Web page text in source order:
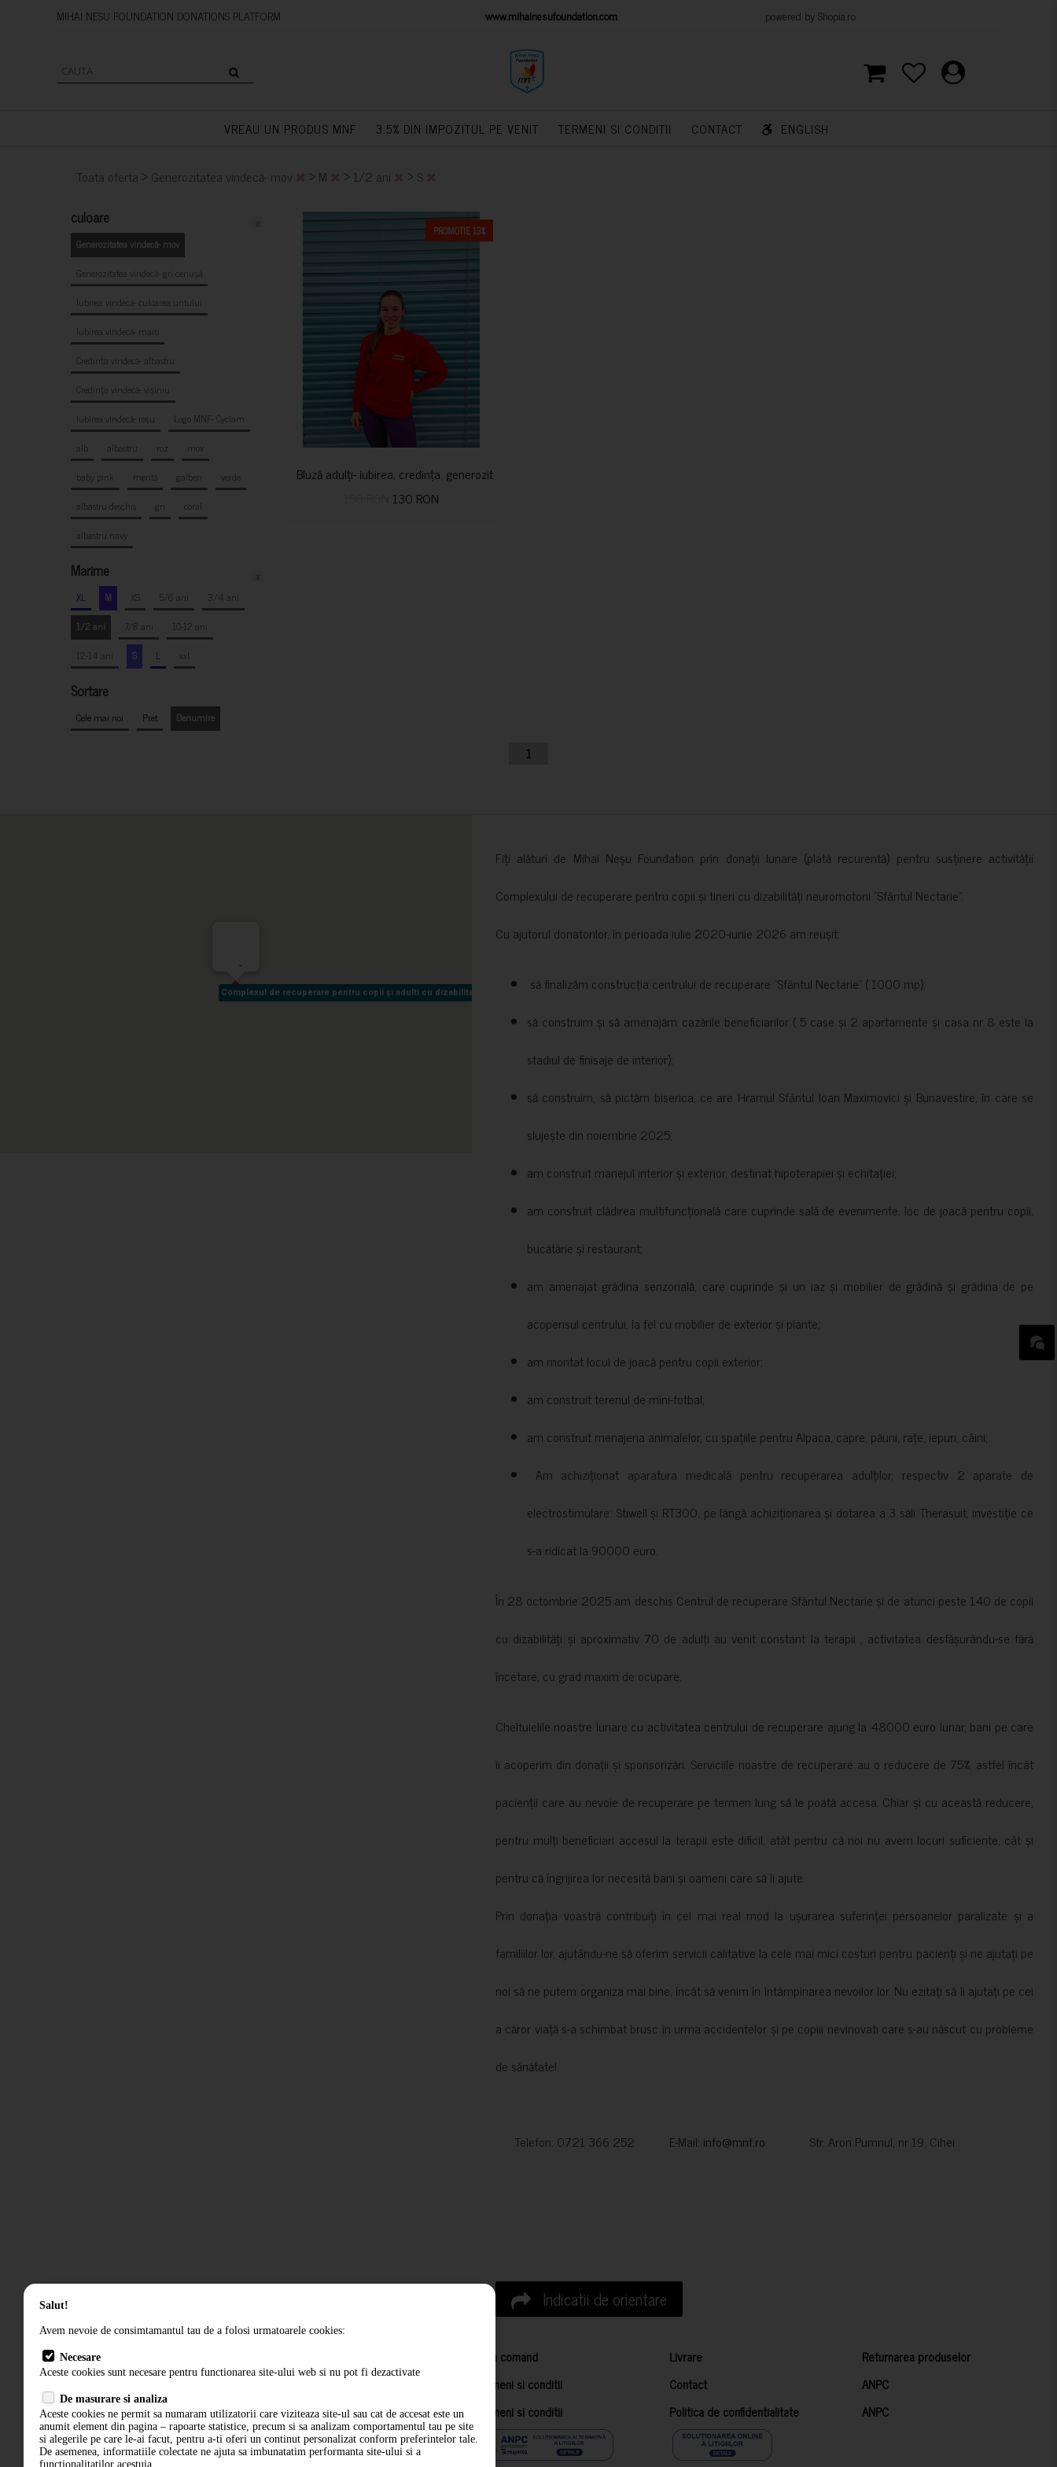
MIHAI NESU FOUNDATION DONATIONS PLATFORM www.mihainesufoundation.com powered by Shopia.ro
VREAU UN PRODUS MNF 3.5% DIN IMPOZITUL PE VENIT TERMENI SI CONDITII CONTACT ENGLISH
Toata oferta > Generozitatea vindecă- mov > M > 1/2 ani > S
culoare
Generozitatea vindecă- mov
Generozitatea vindecă- gri cenușă
Iubirea vindecă- culoarea untului
Iubirea vindecă- maro
Credința vindecă- albastru
Credința vindecă- vișiniu
Iubirea vindecă- roșu
Logo MNF- Cyclam
alb
albastru roz
mov
baby pink
mentă galben
verde
albastru deschis
gri
coral
albastru navy
Marime
XL M XS 5/6 ani
3/4 ani
1/2 ani
7/8 ani
10-12 ani
12-14 ani
S L xxl
Sortare
Cele mai noi Pret Denumire
PROMOTIE 13%
Bluză adulți- iubirea, credința, generozitatea vindecă
130 RON
CUMPARA
1
Complexul de recuperare pentru copii și adulti cu dizabilitati neuromotorii Sfântul Nectarie
Complexul de recuperare pentru copii și adulti cu dizabilitati neuromotorii Sfântul Nectarie
-
Fiți alături de Mihai Neșu Foundation prin donații lunare (plată recurentă) pentru susținere activității
Complexului de recuperare pentru copii și tineri cu dizabilități neuromotorii ”Sfântul Nectarie”.
Cu ajutorul donatorilor, în perioada iulie 2020-iunie 2026 am reușit:
să finalizăm construcția centrului de recuperare ”Sfântul Nectarie” ( 1000 mp);
să construim și să amenajăm cazările beneficiarilor ( 5 case și 2 apartamente și casa nr 8 este la
stadiul de finisaje de interior);
să construim, să pictăm biserica, ce are Hramul Sfântul Ioan Maximovici și Bunavestire, în care se
slujește din noiembrie 2025;
am construit manejul interior și exterior, destinat hipoterapiei și echitației;
am construit clădirea multifuncțională care cuprinde sală de evenimente, loc de joacă pentru copii,
bucătărie și restaurant;
am amenajat grădina senzorială, care cuprinde și un iaz și mobilier de grădină și grădina de pe
acoperisul centrului, la fel cu mobilier de exterior și plante;
am montat locul de joacă pentru copii exterior;
am construit terenul de mini-fotbal;
am construit menajeria animalelor, cu spațiile pentru Alpaca, capre, păuni, rațe, iepuri, câini;
Am achiziționat aparatura medicală pentru recuperarea adulților, respectiv 2 aparate de
electrostimulare: Stiwell și RT300, pe lângă achiziționarea și dotarea a 3 săli Therasuit, investiție ce
s-a ridicat la 90000 euro.
În 28 octombrie 2025 am deschis Centrul de recuperare Sfântul Nectarie și de atunci peste 140 de copii
cu dizabilități și aproximativ 70 de adulți au venit constant la terapii , activitatea desfășurându-se fără
încetare, cu grad maxim de ocupare.
Cheltuielile noastre lunare cu activitatea centrului de recuperare ajung la 48000 euro lunar, bani pe care
îi acoperim din donații și sponsorizări. Serviciile noastre de recuperare au o reducere de 75%, astfel încât
pacienții care au nevoie de recuperare pe termen lung să le poată accesa. Chiar și cu această reducere,
pentru mulți beneficiari accesul la terapii este dificil, atât pentru că noi nu avem locuri suficiente, cât și
pentru că îngrijirea lor necesită bani și oameni care să îi ajute.
Prin donația voastră contribuiți în cel mai real mod la ușurarea suferinței persoanelor paralizate și a
familiilor lor, ajutându-ne să oferim servicii calitative la cele mai mici costuri pentru pacienți și ne ajutați pe
noi să ne putem organiza mai bine, încât să venim în întâmpinarea nevoilor lor. Nu ezitați să îi ajutați pe cei
a căror viață s-a schimbat brusc în urma accidentelor și pe copiii nevinovati care s-au născut cu probleme
de sănătate!
Telefon: 0721 366 252 E-Mail: info@mnf.ro Str. Aron Pumnul, nr 19, Cihei
Indicatii de orientare
Cum comand Livrare
Returnarea produselor
Termeni si conditii
Contact
ANPC
Termeni si conditii
Politica de confidentialitate ANPC
Salut!
Avem nevoie de consimtamantul tau de a folosi urmatoarele cookies:
Necesare
Aceste cookies sunt necesare pentru functionarea site-ului web si nu pot fi dezactivate
De masurare si analiza
Aceste cookies ne permit sa numaram utilizatorii care viziteaza site-ul sau cat de accesat este un
anumit element din pagina – rapoarte statistice, precum si sa analizam comportamentul tau pe site
si alegerile pe care le-ai facut, pentru a-ti oferi un continut personalizat conform preferintelor tale.
De asemenea, informatiile colectate ne ajuta sa imbunatatim performanta site-ului si a
functionalitatilor acestuia.